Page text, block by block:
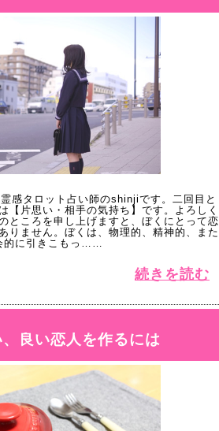
感タロット占い師のshinjiです。二回目と
【片思い・相手の気持ち】です。よろしく
ところを申し上げますと、ぼくにとって恋
りません。ぼくは、物理的、精神的、また
的に引きこもっ……
続きを読む
、良い恋人を作るには